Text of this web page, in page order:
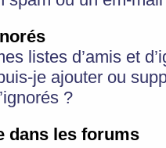
listes d’amis et
je ajouter ou
?
dans les forums